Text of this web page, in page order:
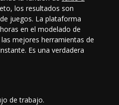
los resultados son
juegos. La plataforma
en el modelado de
las mejores herramientas de
Es una verdadera
de trabajo.